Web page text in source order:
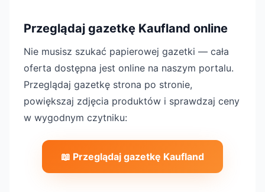
Przeglądaj gazetkę Kaufland online
Nie musisz szukać papierowej gazetki — cała
oferta dostępna jest online na naszym portalu.
Przeglądaj gazetkę strona po stronie,
powiększaj zdjęcia produktów i sprawdzaj ceny
w wygodnym czytniku:
📖 Przeglądaj gazetkę Kaufland